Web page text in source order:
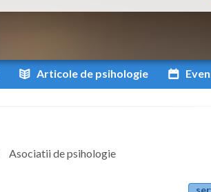
Articole de psihologie
Asociatii de psihologie